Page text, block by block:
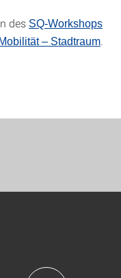
des SQ-Workshops
– Stadtraum